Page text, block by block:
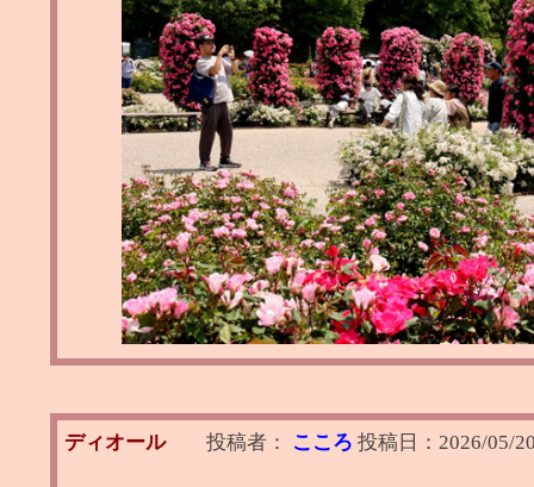
ディオール 投稿者： こころ 投稿日： 2026/05/